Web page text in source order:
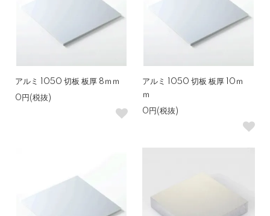
アルミ 1050 切板 板厚 8ｍｍ
0円(税抜)
アルミ 1050 切板 板厚 10ｍ
ｍ
0円(税抜)